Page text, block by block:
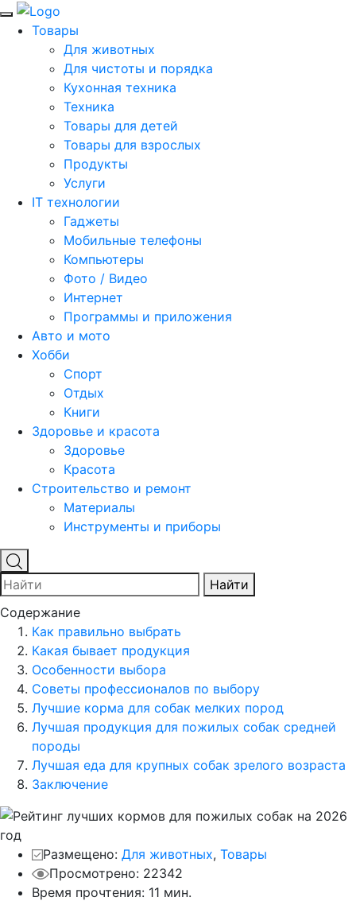
Товары
Для животных
Для чистоты и порядка
Кухонная техника
Техника
Товары для детей
Товары для взрослых
Продукты
Услуги
IT технологии
Гаджеты
Мобильные телефоны
Компьютеры
Фото / Видео
Интернет
Программы и приложения
Авто и мото
Хобби
Спорт
Отдых
Книги
Здоровье и красота
Здоровье
Красота
Строительство и ремонт
Материалы
Инструменты и приборы
Найти
Содержание
Как правильно выбрать
Какая бывает продукция
Особенности выбора
Советы профессионалов по выбору
Лучшие корма для собак мелких пород
Лучшая продукция для пожилых собак средней
породы
Лучшая еда для крупных собак зрелого возраста
Заключение
Размещено: Для животных, Товары
Просмотрено: 22342
Время прочтения: 11 мин.